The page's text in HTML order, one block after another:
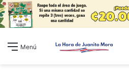
Menú